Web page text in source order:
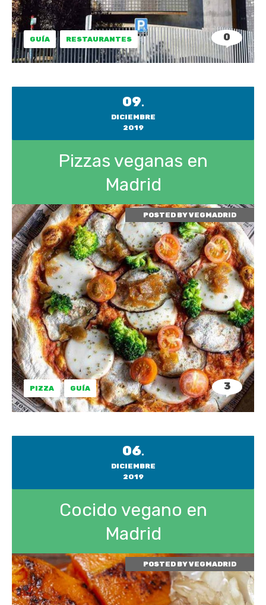
GUÍA RESTAURANTES 0
09.
DICIEMBRE
2019
Pizzas veganas en
Madrid
POSTED BYVEGMADRID
PIZZA GUÍA 3
06.
DICIEMBRE
2019
Cocido vegano en
Madrid
POSTED BYVEGMADRID